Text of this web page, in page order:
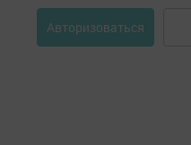
Авторизоваться